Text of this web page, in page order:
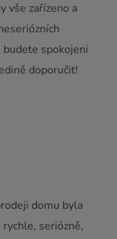
vše zařízeno a
budete spokojeni
doporučit!
domu byla
seriózně,